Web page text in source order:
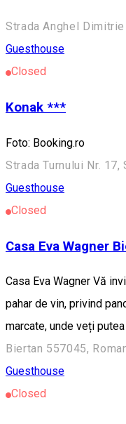
Strada Anghel
Guesthouse
Closed
Konak ***
Foto: Booking.ro
Strada Turnului Nr.
Guesthouse
Closed
Casa Eva Wagner
Casa Eva Wagner Vă
pahar de vin, privind
marcate, unde veți
Biertan 557045,
Guesthouse
Closed